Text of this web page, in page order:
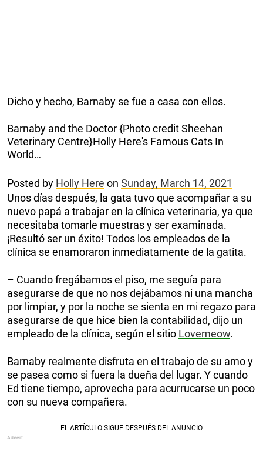
Dicho y hecho, Barnaby se fue a casa con ellos.
Barnaby and the Doctor {Photo credit Sheehan
Veterinary Centre}Holly Here's Famous Cats In
World…
Posted by Holly Here on Sunday, March 14, 2021
Unos días después, la gata tuvo que acompañar a su
nuevo papá a trabajar en la clínica veterinaria, ya que
necesitaba tomarle muestras y ser examinada.
¡Resultó ser un éxito! Todos los empleados de la
clínica se enamoraron inmediatamente de la gatita.
– Cuando fregábamos el piso, me seguía para
asegurarse de que no nos dejábamos ni una mancha
por limpiar, y por la noche se sienta en mi regazo para
asegurarse de que hice bien la contabilidad, dijo un
empleado de la clínica, según el sitio Lovemeow.
Barnaby realmente disfruta en el trabajo de su amo y
se pasea como si fuera la dueña del lugar. Y cuando
Ed tiene tiempo, aprovecha para acurrucarse un poco
con su nueva compañera.